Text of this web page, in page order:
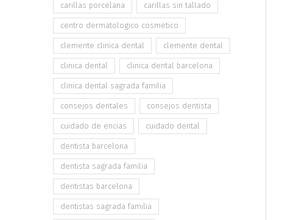
carillas porcelana carillas sin tallado
centro dermatologico cosmetico
clemente clinica dental clemente dental
clinica dental clinica dental barcelona
clinica dental sagrada familia
consejos dentales consejos dentista
cuidado de encias cuidado dental
dentista barcelona
dentista sagrada familia
dentistas barcelona
dentistas sagrada familia